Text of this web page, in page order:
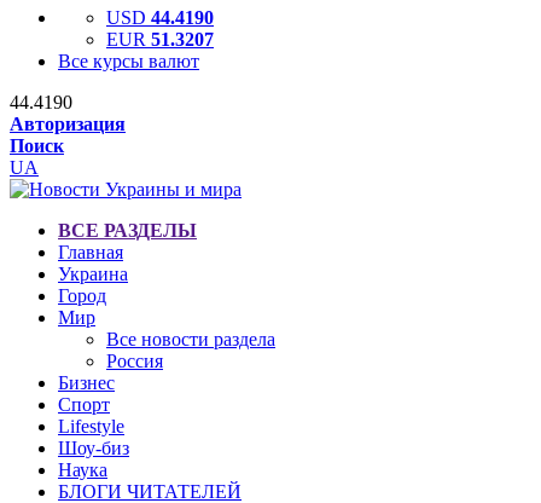
USD 44.4190
EUR 51.3207
Все курсы валют
44.4190
Авторизация
Поиск
UA
ВСЕ РАЗДЕЛЫ
Главная
Украина
Город
Мир
Все новости раздела
Россия
Бизнес
Спорт
Lifestyle
Шоу-биз
Наука
БЛОГИ ЧИТАТЕЛЕЙ